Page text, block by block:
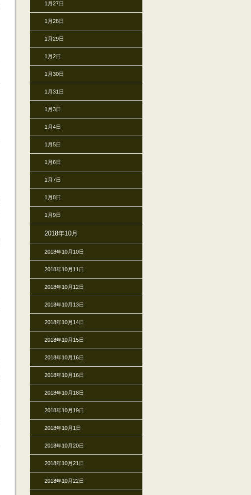
1月27日
1月28日
1月29日
1月2日
1月30日
1月31日
1月3日
1月4日
1月5日
1月6日
1月7日
1月8日
1月9日
2018年10月
2018年10月10日
2018年10月11日
2018年10月12日
2018年10月13日
2018年10月14日
2018年10月15日
2018年10月16日
2018年10月16日
2018年10月18日
2018年10月19日
2018年10月1日
2018年10月20日
2018年10月21日
2018年10月22日